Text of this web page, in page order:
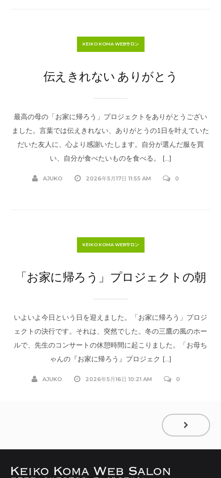
KEIKO KOMA WEBサロン
伝えきれない ありがとう
最高の母の「お家に帰ろう」プロジェクトをありがとうござい
ました。言葉では伝えきれない、ありがとうの1日を叶えていた
だいた友人に、心より感謝いたします。自分が選んだ服を買
い、自分が食べたいものを食べる。 […]
AJUKO 2026年5月17日 11:55 AM 0
KEIKO KOMA WEBサロン
「お家に帰ろう」プロジェクトの朝
いよいよ今日という日を迎えました。「お家に帰ろう」プロジ
ェクトの決行です。それは、突然でした。冬の三鷹の風のホー
ルで、先生のコンサートの休憩時間に起こりました。「お母ち
ゃんの『お家に帰ろう』プロジェク […]
AJUKO 2026年5月16日 10:21 AM 0